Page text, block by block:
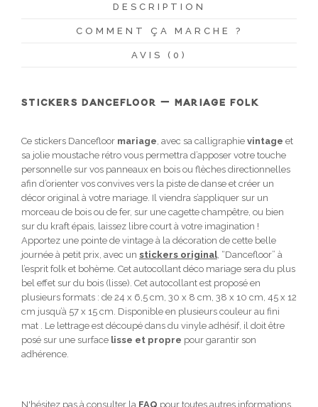
DESCRIPTION
COMMENT ÇA MARCHE ?
AVIS (0)
STICKERS DANCEFLOOR – MARIAGE FOLK
Ce stickers Dancefloor mariage, avec sa calligraphie vintage et
sa jolie moustache rétro vous permettra d’apposer votre touche
personnelle sur vos panneaux en bois ou flèches directionnelles
afin d’orienter vos convives vers la piste de danse et créer un
décor original à votre mariage. Il viendra s’appliquer sur un
morceau de bois ou de fer, sur une cagette champêtre, ou bien
sur du kraft épais, laissez libre court à votre imagination !
Apportez une pointe de vintage à la décoration de cette belle
journée à petit prix, avec un stickers original, “Dancefloor” à
l’esprit folk et bohème. Cet autocollant déco mariage sera du plus
bel effet sur du bois (lisse). Cet autocollant est proposé en
plusieurs formats : de 24 x 6,5 cm, 30 x 8 cm, 38 x 10 cm, 45 x 12
cm jusqu’à 57 x 15 cm. Disponible en plusieurs couleur au fini
mat . Le lettrage est découpé dans du vinyle adhésif, il doit être
posé sur une surface lisse et propre pour garantir son
adhérence.
N'hésitez pas à consulter la FAQ pour toutes autres informations.